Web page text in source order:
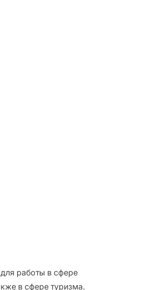
работы в сфере
в сфере туризма.